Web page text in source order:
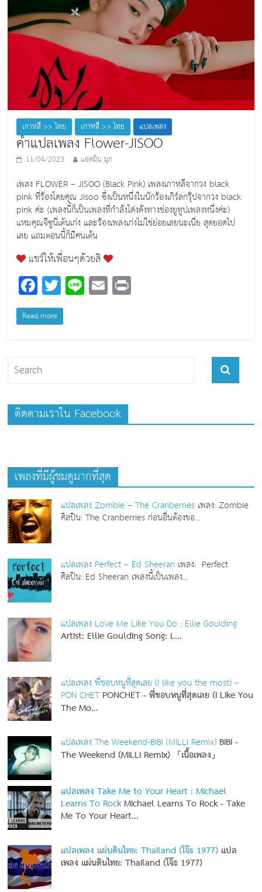
o
k
เกาหลี >> ไทย เกาหลี >> ไทย แปลเพลง
คำแปลเพลง Flower-JISOO
11/04/2023 แอดมิน มุก
เพลง FLOWER – JISOO (ฺBlack Pink) เพลงเกาหลีจากวง black
pink ที่ร้องโดยคุณ Jisoo ซึ่งเป็นหนึ่งในนักร้องเกิร์ลกรุ๊ปจากวง black
pink ค่ะ (เพลงนี้ก็เป็นเพลงที่กำลังโด่งดังทางช่องยูทูปเพลงหนึ่งค่ะ)
แหมคุณจีซูนี่เต้นเก่ง และร้องเพลงเก่งไม่ใช่ย่อยเลยนะเนี่ย สุดยอดไป
เลย แถมตอนนี้ก็มีคนเต้น
แชร์ให้เพื่อนๆด้วยสิ
F
a
c
b
o
o
k
T
wi
tt
Li
n
E
m
Read more
ติดตามเราใน Facebook
เพลงที่มีผู้ชมดูมากที่สุด
แปลเพลง Zombie – The Cranberries เพลง: Zombie
ศิลปิน: The Cranberries ก่อนอื่นต้องขอ...
แปลเพลง Perfect – Ed Sheeran เพลง: Perfect
ศิลปิน: Ed Sheeran เพลงนี้เป็นเพลง...
แปลเพลง Love Me Like You Do : Ellie Goulding
Artist: Ellie GouldingSong: L...
แปลเพลง พี่ชอบหนูที่สุดเลย (I like you the most) –
PON CHET PONCHET - พี่ชอบหนูที่สุดเลย (I Like You
The Mo...
แปลเพลง The Weekend-BIBI (MILLI Remix) BIBI -
The Weekend (MILLI Remix) 「เนื้อเพลง」
แปลเพลง Take Me to Your Heart : Michael
Learns To RockMichael Learns To Rock - Take
Me To Your Heart...
แปลเพลง แผ่นดินไทย: Thailand (โจ๊ะ 1977) แปล
เพลง แผ่นดินไทย: Thailand (โจ๊ะ 1977)